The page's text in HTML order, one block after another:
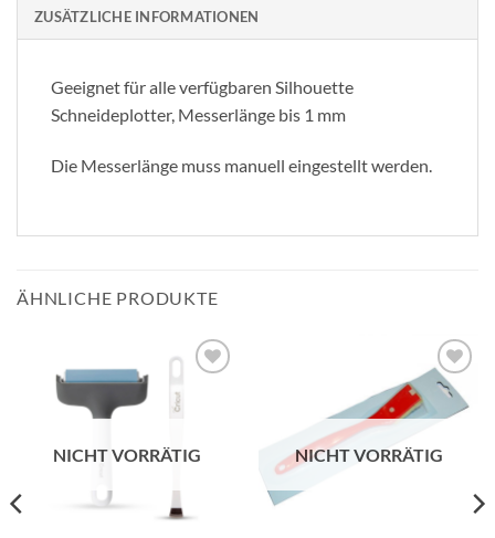
ZUSÄTZLICHE INFORMATIONEN
Geeignet für alle verfügbaren Silhouette
Schneideplotter, Messerlänge bis 1 mm
Die Messerlänge muss manuell eingestellt werden.
ÄHNLICHE PRODUKTE
Wunschliste
NICHT VORRÄTIG
zur
Wunschliste
hinzufügen
NICHT VORRÄTIG